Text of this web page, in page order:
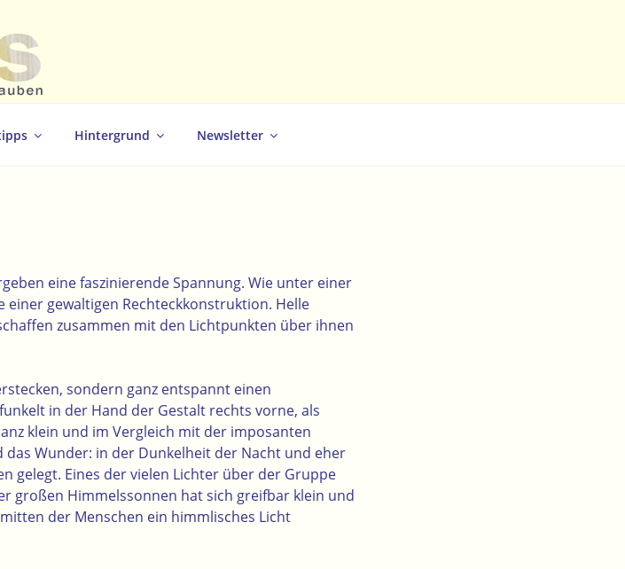
Hintergrund Newsletter
eine faszinierende Spannung. Wie unter einer
einer gewaltigen Rechteckkonstruktion. Helle
zusammen mit den Lichtpunkten über ihnen
sondern ganz entspannt einen
in der Hand der Gestalt rechts vorne, als
klein und im Vergleich mit der imposanten
Wunder: in der Dunkelheit der Nacht und eher
gelegt. Eines der vielen Lichter über der Gruppe
großen Himmelssonnen hat sich greifbar klein und
der Menschen ein himmlisches Licht